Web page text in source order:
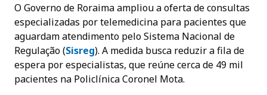
O Governo de Roraima ampliou a oferta de consultas
especializadas por telemedicina para pacientes que
aguardam atendimento pelo Sistema Nacional de
Regulação (Sisreg). A medida busca reduzir a fila de
espera por especialistas, que reúne cerca de 49 mil
pacientes na Policlínica Coronel Mota.